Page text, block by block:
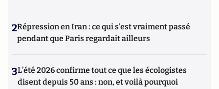
2Répression en Iran : ce qui s'est vraiment passé
pendant que Paris regardait ailleurs
3L’été 2026 confirme tout ce que les écologistes
disent depuis 50 ans : non, et voilà pourquoi